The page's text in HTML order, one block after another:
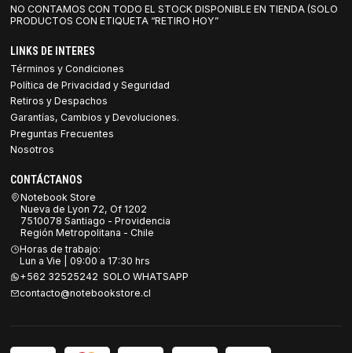
NO CONTAMOS CON TODO EL STOCK DISPONIBLE EN TIENDA (SOLO
PRODUCTOS CON ETIQUETA “RETIRO HOY”
LINKS DE INTERES
Términos y Condiciones
Política de Privacidad y Seguridad
Retiros y Despachos
Garantías, Cambios y Devoluciones.
Preguntas Frecuentes
Nosotros
CONTÁCTANOS
Notebook Store
Nueva de Lyon 72, Of 1202
7510078 Santiago - Providencia
Región Metropolitana - Chile
Horas de trabajo:
Lun a Vie | 09:00 a 17:30 hrs
+562 32525242 SOLO WHATSAPP
contacto@notebookstore.cl